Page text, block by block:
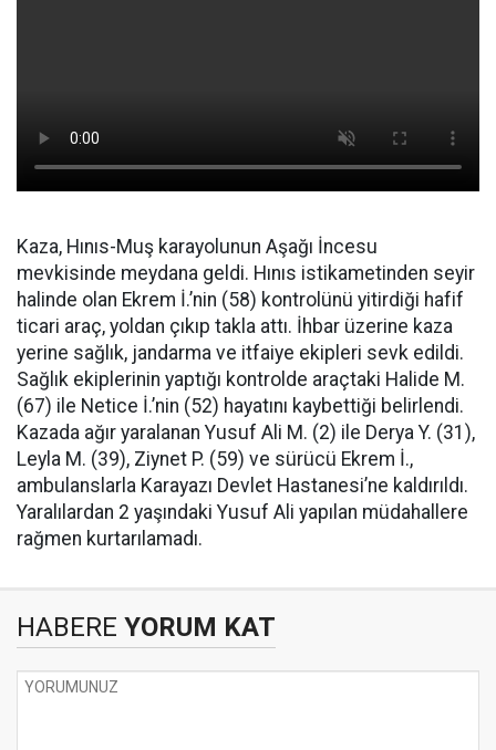
Kaza, Hınıs-Muş karayolunun Aşağı İncesu
mevkisinde meydana geldi. Hınıs istikametinden seyir
halinde olan Ekrem İ.’nin (58) kontrolünü yitirdiği hafif
ticari araç, yoldan çıkıp takla attı. İhbar üzerine kaza
yerine sağlık, jandarma ve itfaiye ekipleri sevk edildi.
Sağlık ekiplerinin yaptığı kontrolde araçtaki Halide M.
(67) ile Netice İ.’nin (52) hayatını kaybettiği belirlendi.
Kazada ağır yaralanan Yusuf Ali M. (2) ile Derya Y. (31),
Leyla M. (39), Ziynet P. (59) ve sürücü Ekrem İ.,
ambulanslarla Karayazı Devlet Hastanesi’ne kaldırıldı.
Yaralılardan 2 yaşındaki Yusuf Ali yapılan müdahallere
rağmen kurtarılamadı.
HABERE YORUM KAT